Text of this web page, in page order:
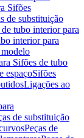
Sifões
de substituição
de tubo interior para
interior para
Sifões de tubo
espaçoSifões
Ligações ao
de substituição
Peças de